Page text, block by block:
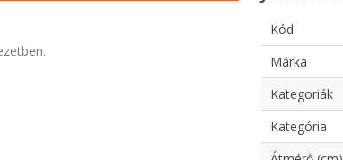
Kód
Márka
Kategoriák
Kategória